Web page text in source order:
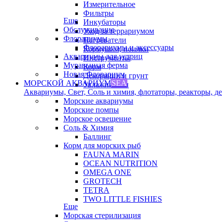
Измерительное
Фильтры
Инкубаторы
Уход за террариумом
Нагреватели
Кормушки, поилки
Инструменты
Корм
Декорации и грунт
Увлажнители
Еще
Обслуживание
Флорариумы
Флорариумы и аксессуары
Аквариумы для устриц
Муравьиная ферма
Новая Флорариум
МОРСКОЙ АКВАРИУМSEA
Аквариумы, Свет, Соль и химия, флотаторы, реакторы,
Морские аквариумы
Морские помпы
Морское освещение
Соль & Химия
Баллинг
Корм для морских рыб
FAUNA MARIN
OCEAN NUTRITION
OMEGA ONE
GROTECH
TETRA
TWO LITTLE FISHIES
Еще
Морская стерилизация